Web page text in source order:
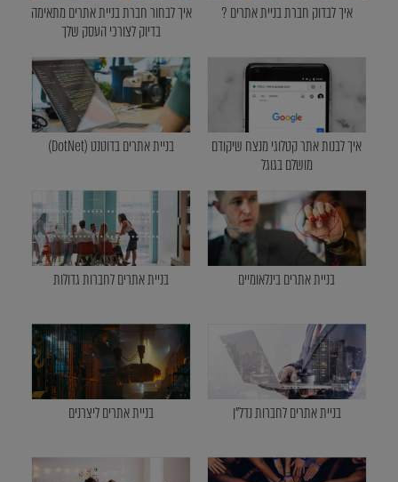
איך לבדוק חברת בניית אתרים ?
איך לבחור חברת בניית אתרים מתאימה
בדיוק לצורכי העסק שלך
איך לבנות אתר קטלוגי מנצח שיקודם
מושלם בגוגל
בניית אתרים בדוטנט (DotNet)
בניית אתרים בינלאומיים בניית אתרים לחברות גדולות
בניית אתרים לחברות נדל"ן בניית אתרים ליצרנים